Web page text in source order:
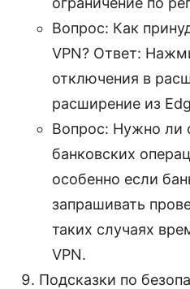
Вопрос: Как
VPN? Ответ:
отключения в
расширение из
Вопрос: Нужно ли
банковских
особенно если
запрашивать
таких случаях
VPN.
Подсказки по